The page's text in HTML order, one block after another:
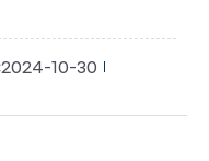
2024-10-30